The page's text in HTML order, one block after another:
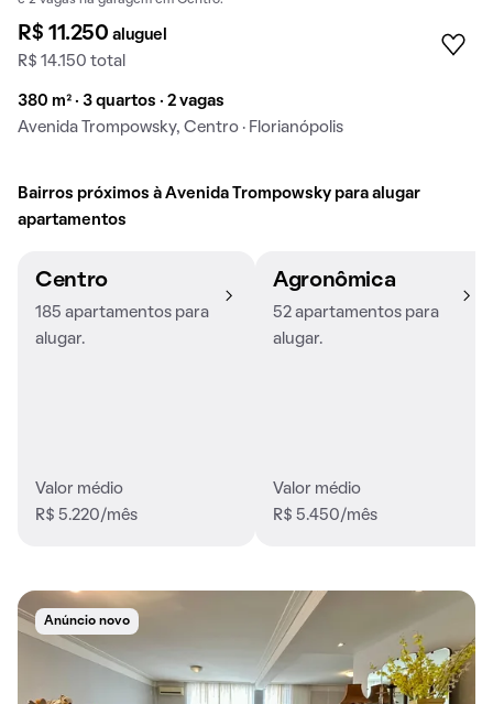
R$ 11.250aluguel
R$ 14.150 total
380 m² · 3 quartos · 2 vagas
Avenida Trompowsky, Centro · Florianópolis
Bairros próximos à Avenida Trompowsky para alugar
apartamentos
Centro
185 apartamentos para
alugar.
Valor médio
R$ 5.220/mês
Agronômica
52 apartamentos para
alugar.
Valor médio
R$ 5.450/mês
Anúncio novo